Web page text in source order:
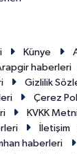
Künye
haberleri
Gizlilik
Çerez
KVKK
İletişim
haberleri